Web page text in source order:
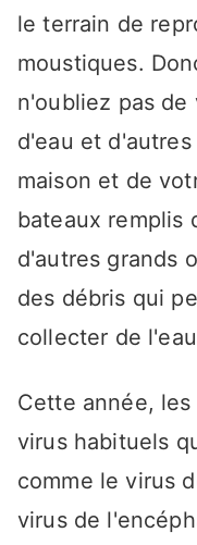
le terrain de
moustiques.
n'oubliez pas
d'eau et
maison et de
bateaux remplis
d'autres grands
des débris qui
collecter de
Cette année,
virus habituels
comme le virus
virus de